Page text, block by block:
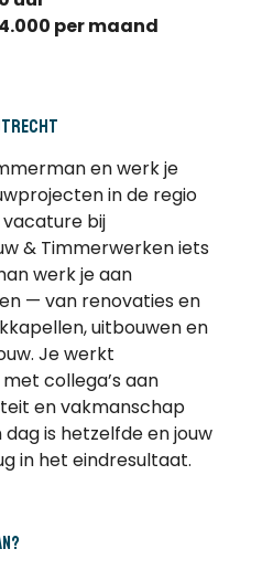
per maand
en werk je
in de regio
bij
& Timmerwerken iets
werk je aan
— van renovaties en
uitbouwen en
Je werkt
collega’s aan
en vakmanschap
is hetzelfde en jouw
in het eindresultaat.